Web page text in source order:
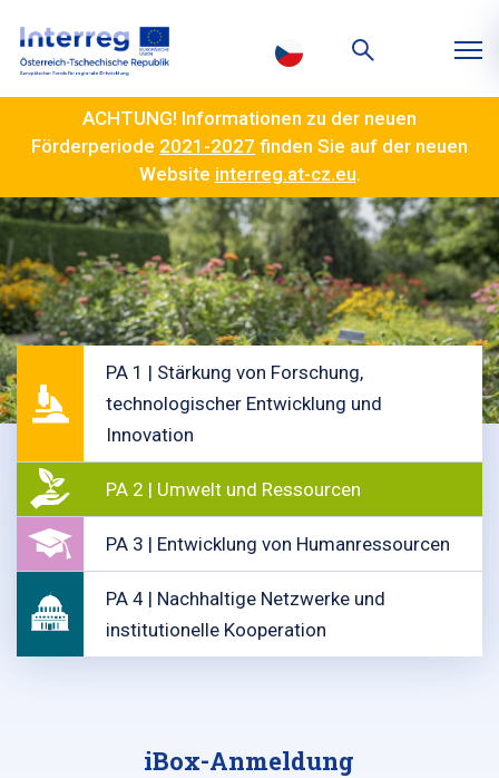
ACHTUNG! Informationen zu der neuen
Förderperiode 2021-2027 finden Sie auf der neuen
Website interreg.at-cz.eu.
PA 1 | Stärkung von Forschung,
technologischer Entwicklung und
Innovation
PA 2 | Umwelt und Ressourcen
PA 3 | Entwicklung von Humanressourcen
PA 4 | Nachhaltige Netzwerke und
institutionelle Kooperation
iBox-Anmeldung